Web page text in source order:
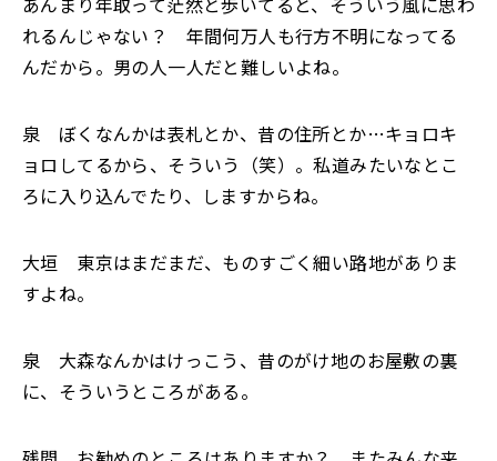
れるんじゃない？ 年間何万人も行方不明になってる
んだから。男の人一人だと難しいよね。
泉 ぼくなんかは表札とか、昔の住所とか…キョロキ
ョロしてるから、そういう（笑）。私道みたいなとこ
ろに入り込んでたり、しますからね。
大垣 東京はまだまだ、ものすごく細い路地がありま
すよね。
泉 大森なんかはけっこう、昔のがけ地のお屋敷の裏
に、そういうところがある。